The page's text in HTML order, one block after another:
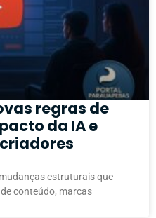
regras de
da IA e
estruturais que
conteúdo, marcas